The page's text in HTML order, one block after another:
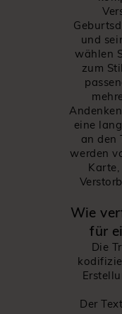
und
wählen
zum
eine
an den
werden
Wie
für
Die
Der